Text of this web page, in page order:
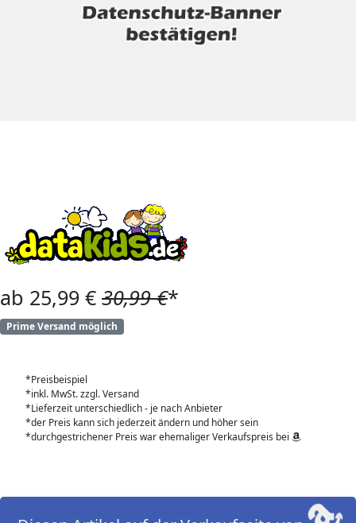
ab 25,99 € 30,99 €*
Prime Versand möglich
*Preisbeispiel
*inkl. MwSt. zzgl. Versand
*Lieferzeit unterschiedlich - je nach Anbieter
*der Preis kann sich jederzeit ändern und höher sein
*durchgestrichener Preis war ehemaliger Verkaufspreis bei